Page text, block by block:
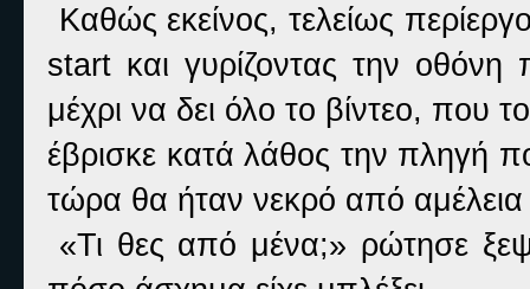
Καθώς εκείνος, τελείως
start και γυρίζοντας την
μέχρι να δει όλο το βίντεο, που
έβρισκε κατά λάθος την πληγή
τώρα θα ήταν νεκρό από
«Τι θες από μένα;» ρώτησε